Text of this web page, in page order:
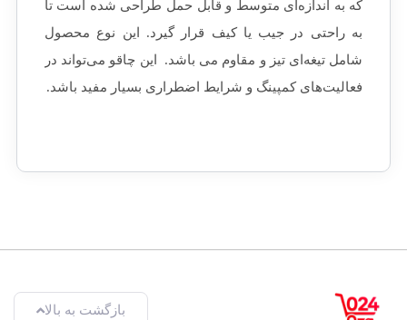
که به اندازه‌ای متوسط و قابل حمل طراحی شده است تا
به راحتی در جیب یا کیف قرار گیرد. این نوع محصول
شامل تیغه‌ای تیز و مقاوم می باشد. این چاقو می‌تواند در
فعالیت‌های کمپینگ و شرایط اضطراری بسیار مفید باشد.
بازگشت به بالا